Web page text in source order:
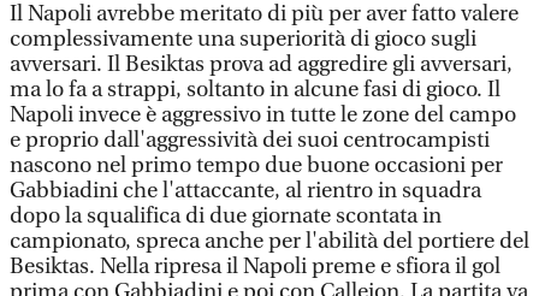
Il Napoli avrebbe meritato di più per aver fatto valere
complessivamente una superiorità di gioco sugli
avversari. Il Besiktas prova ad aggredire gli avversari,
ma lo fa a strappi, soltanto in alcune fasi di gioco. Il
Napoli invece è aggressivo in tutte le zone del campo
e proprio dall'aggressività dei suoi centrocampisti
nascono nel primo tempo due buone occasioni per
Gabbiadini che l'attaccante, al rientro in squadra
dopo la squalifica di due giornate scontata in
campionato, spreca anche per l'abilità del portiere del
Besiktas. Nella ripresa il Napoli preme e sfiora il gol